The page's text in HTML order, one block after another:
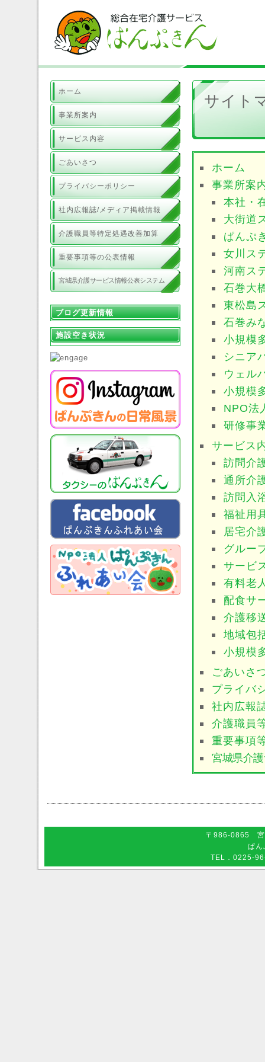
ホーム
事業所案内
サービス内容
ごあいさつ
プライバシーポリシー
社内広報誌/メディア掲載情報
介護職員等特定処遇改善加算
重要事項等の公表情報
宮城県介護サービス情報公表システム
ブログ更新情報
施設空き状況
サイト
ホーム
事業所案
本社・
大街道
ぱんぷ
女川ス
河南ス
石巻大
東松島
石巻み
小規模
シニア
ウェル
小規模
NPO法
研修事
サービス
訪問介
通所介
訪問入
福祉用
居宅介
グルー
サービ
有料老
配食サ
介護移
地域包
小規模
ごあいさ
プライバ
社内広報
介護職員
重要事項
宮城県介
〒986-0865 宮
ぱん
TEL．0225-